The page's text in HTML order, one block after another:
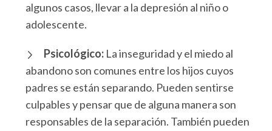
algunos casos, llevar a la depresión al niño o
adolescente.
Psicológico: La inseguridad y el miedo al
abandono son comunes entre los hijos cuyos
padres se están separando. Pueden sentirse
culpables y pensar que de alguna manera son
responsables de la separación. También pueden